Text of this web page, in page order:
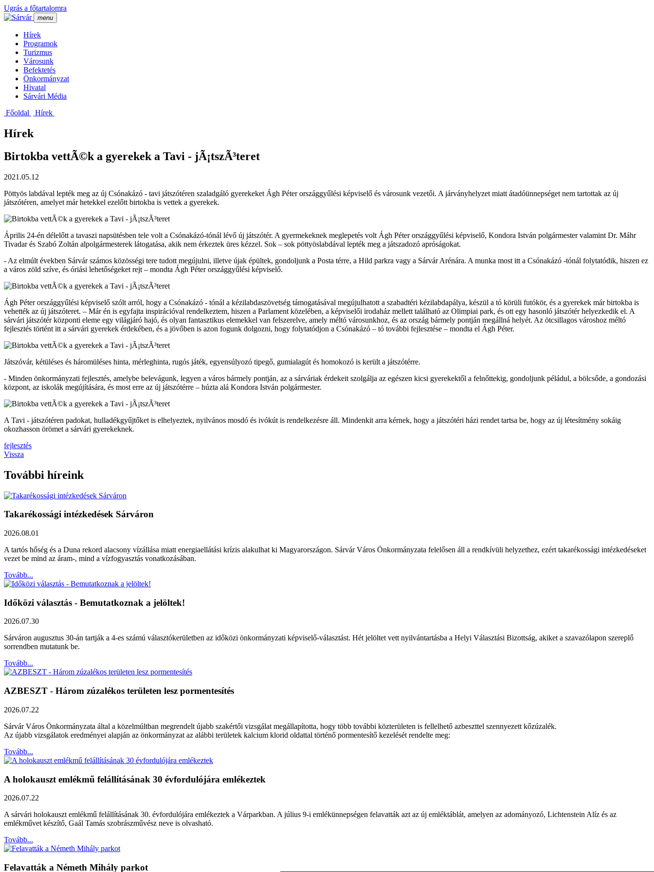
Ugrás a főtartalomra
menu
Hí­rek
Programok
Turizmus
Városunk
Befektetés
Önkormányzat
Hivatal
Sárvári Média
Főoldal
Hí­rek
Hírek
Birtokba vettÃ©k a gyerekek a Tavi - jÃ¡tszÃ³teret
2021.05.12
Pöttyös labdával lepték meg az új Csónakázó - tavi játszótéren szaladgáló gyerekeket Ágh Péter országgyűlési képviselő és városunk vezetői. A járványhelyzet miatt átadóünnepséget nem tartottak az új
játszótéren, amelyet már hetekkel ezelőtt birtokba is vettek a gyerekek.
Április 24-én délelőtt a tavaszi napsütésben tele volt a Csónakázó-tónál lévő új játszótér. A gyermekeknek meglepetés volt Ágh Péter országgyűlési képviselő, Kondora István polgármester valamint Dr. Máhr
Tivadar és Szabó Zoltán alpolgármesterek látogatása, akik nem érkeztek üres kézzel. Sok – sok pöttyöslabdával lepték meg a játszadozó apróságokat.
- Az elmúlt években Sárvár számos közösségi tere tudott megújulni, illetve újak épültek, gondoljunk a Posta térre, a Hild parkra vagy a Sárvár Arénára. A munka most itt a Csónakázó -tónál folytatódik, hiszen ez
a város zöld szíve, és óriási lehetőségeket rejt – mondta Ágh Péter országgyűlési képviselő.
Ágh Péter országgyűlési képviselő szólt arról, hogy a Csónakázó - tónál a kézilabdaszövetség támogatásával megújulhatott a szabadtéri kézilabdapálya, készül a tó körüli futókör, és a gyerekek már birtokba is
vehették az új játszóteret. – Már én is egyfajta inspirációval rendelkeztem, hiszen a Parlament közelében, a képviselői irodaház mellett található az Olimpiai park, és ott egy hasonló játszótér helyezkedik el. A
sárvári játszótér központi eleme egy világjáró hajó, és olyan fantasztikus elemekkel van felszerelve, amely méltó városunkhoz, és az ország bármely pontján megállná helyét. Az ötcsillagos városhoz méltó
fejlesztés történt itt a sárvári gyerekek érdekében, és a jövőben is azon fogunk dolgozni, hogy folytatódjon a Csónakázó – tó további fejlesztése – mondta el Ágh Péter.
Játszóvár, kétüléses és háromüléses hinta, mérleghinta, rugós játék, egyensúlyozó tipegő, gumialagút és homokozó is került a játszótérre.
- Minden önkormányzati fejlesztés, amelybe belevágunk, legyen a város bármely pontján, az a sárváriak érdekeit szolgálja az egészen kicsi gyerekektől a felnőttekig, gondoljunk péládul, a bölcsőde, a gondozási
központ, az iskolák megújítására, és most erre az új játszótérre – húzta alá Kondora István polgármester.
A Tavi - játszótéren padokat, hulladékgyűjtőket is elhelyeztek, nyilvános mosdó és ivókút is rendelkezésre áll. Mindenkit arra kérnek, hogy a játszótéri házi rendet tartsa be, hogy az új létesítmény sokáig
okozhasson örömet a sárvári gyerekeknek.
fejlesztés
Vissza
További híreink
Takarékossági intézkedések Sárváron
2026.08.01
A tartós hőség és a Duna rekord alacsony vízállása miatt energiaellátási krízis alakulhat ki Magyarországon. Sárvár Város Önkormányzata felelősen áll a rendkívüli helyzethez, ezért takarékossági intézkedéseket
vezet be mind az áram-, mind a vízfogyasztás vonatkozásában.
Tovább...
Időközi választás - Bemutatkoznak a jelöltek!
2026.07.30
Sárváron augusztus 30-án tartják a 4-es számú választókerületben az időközi önkormányzati képviselő-választást. Hét jelöltet vett nyilvántartásba a Helyi Választási Bizottság, akiket a szavazólapon szereplő
sorrendben mutatunk be.
Tovább...
AZBESZT - Három zúzalékos területen lesz pormentesítés
2026.07.22
Sárvár Város Önkormányzata által a közelmúltban megrendelt újabb szakértői vizsgálat megállapította, hogy több további közterületen is fellelhető azbeszttel szennyezett kőzúzalék.
Az újabb vizsgálatok eredményei alapján az önkormányzat az alábbi területek kalcium klorid oldattal történő pormentesítő kezelését rendelte meg:
Tovább...
A holokauszt emlékmű felállításának 30 évfordulójára emlékeztek
2026.07.22
A sárvári holokauszt emlékmű felállításának 30. évfordulójára emlékeztek a Várparkban. A július 9-i emlékünnepségen felavatták azt az új emléktáblát, amelyen az adományozó, Lichtenstein Alíz és az
emlékművet készítő, Gaál Tamás szobrászművész neve is olvasható.
Tovább...
Felavatták a Németh Mihály parkot